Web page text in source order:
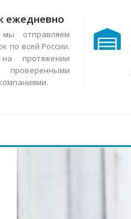
ежедневно
отправляем
по всей России.
протяжении